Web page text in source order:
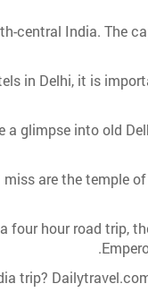
central India. The
in Delhi, it is
a glimpse into old
are the temple
four hour road trip,
trip?